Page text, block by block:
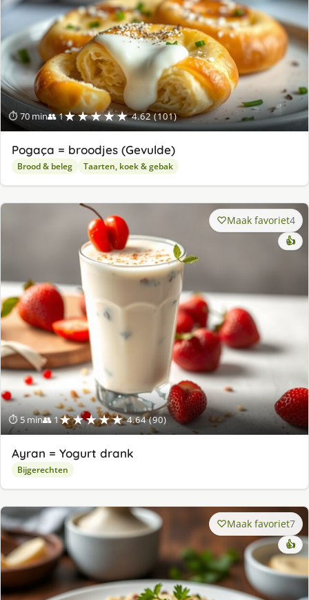
⏱ 70 min👥 1★★★★★ 4.62 (101)
Pogaça = broodjes (Gevulde)
Brood & beleg Taarten, koek & gebak
⏱ 5 min👥 1★★★★★ 4.64 (90)
Maak favoriet4
👍
Ayran = Yogurt drank
Bijgerechten
Maak favoriet7
👍